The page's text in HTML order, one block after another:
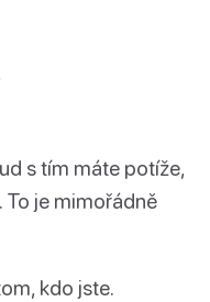
s tím máte potíže,
je mimořádně
kdo jste.